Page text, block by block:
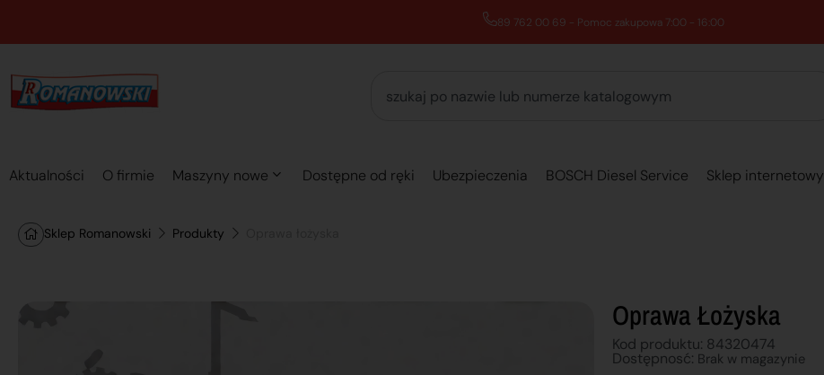
89 762 00 69 - Pomoc zakupowa 7:00 - 16:00
Aktualności O firmie Maszyny nowe Dostępne od ręki Ubezpieczenia BOSCH Diesel Service Sklep internetowy
Sklep Romanowski Produkty
Oprawa Łożyska
Kod produktu: 84320474
Dostępnosć: Brak w magazynie